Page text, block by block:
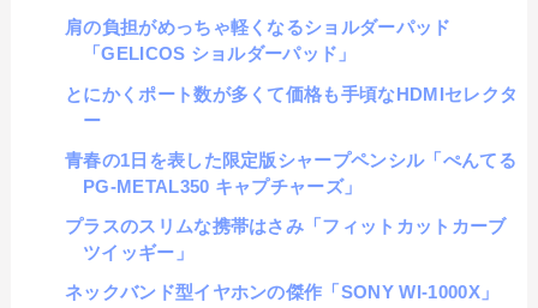
肩の負担がめっちゃ軽くなるショルダーパッド
「GELICOS ショルダーパッド」
とにかくポート数が多くて価格も手頃なHDMIセレクタ
ー
青春の1日を表した限定版シャープペンシル「ぺんてる
PG-METAL350 キャプチャーズ」
プラスのスリムな携帯はさみ「フィットカットカーブ
ツイッギー」
ネックバンド型イヤホンの傑作「SONY WI-1000X」